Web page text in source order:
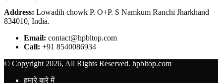
Address: Lowadih chowk P. O+P. S Namkum Ranchi Jharkhand
834010, India.
Email: contact@hpbltop.com
Call: +91 8540086934
© Copyright 2026, All Rights Reserved. hpbltop.com
हमारे बारे में